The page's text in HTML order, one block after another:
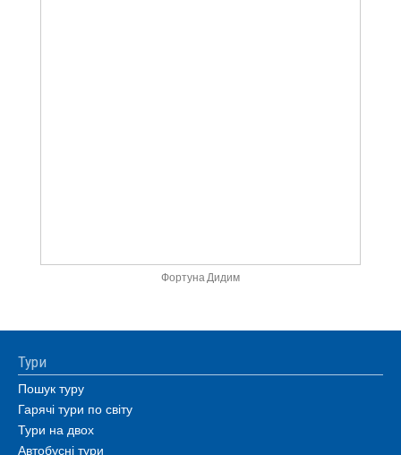
Фортуна Дидим
Тури
Пошук туру
Гарячі тури по світу
Тури на двох
Автобусні тури